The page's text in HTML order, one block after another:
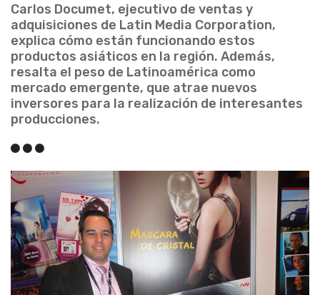
Carlos Documet, ejecutivo de ventas y
adquisiciones de Latin Media Corporation,
explica cómo están funcionando estos
productos asiáticos en la región. Además,
resalta el peso de Latinoamérica como
mercado emergente, que atrae nuevos
inversores para la realización de interesantes
producciones.